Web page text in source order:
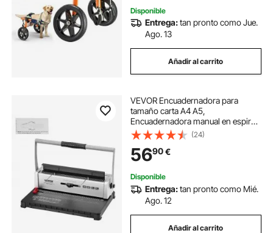
Disponible
Entrega:tan pronto como Jue.
Ago. 13
Añadir al carrito
VEVOR Encuadernadora para
tamaño carta A4 A5,
Encuadernadora manual en espiral
con 34 orificios, 120 hojas a la vez,
Perforadora de anillas con lomos
de encuadernación en espiral
ajustables de 5-14 mm
(24)
5690€
Disponible
Entrega:tan pronto como Mié.
Ago. 12
Añadir al carrito